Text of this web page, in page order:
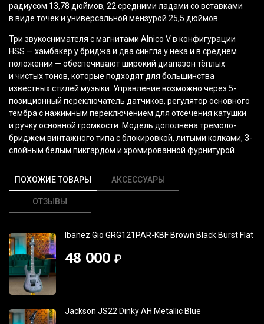
радиусом 13,78 дюймов, 22 средними ладами со вставками
в виде точек и универсальной мензурой 25,5 дюймов.
Три звукоснимателя с магнитами Alnico V в конфигурации
HSS — хамбакер у бриджа и два сингла у нека и в среднем
положении — обеспечивают широкий диапазон тёплых
и чистых тонов, которые подходят для большинства
известных стилей музыки. Управление возможно через 5-
позиционный переключатель датчиков, регулятор основного
тембра с нажимным переключением для отсечения катушки
и ручку основной громкости. Модель дополнена тремоло-
бриджем винтажного типа с блокировкой, литыми колками, 3-
слойным белым пикгардом и хромированной фурнитурой.
ПОХОЖИЕ ТОВАРЫ АКСЕССУАРЫ
ОТЗЫВЫ
Ibanez Gio GRG121PAR-KBF Brown Black Burst Flat
48 000 ₽
Jackson JS22 Dinky AH Metallic Blue